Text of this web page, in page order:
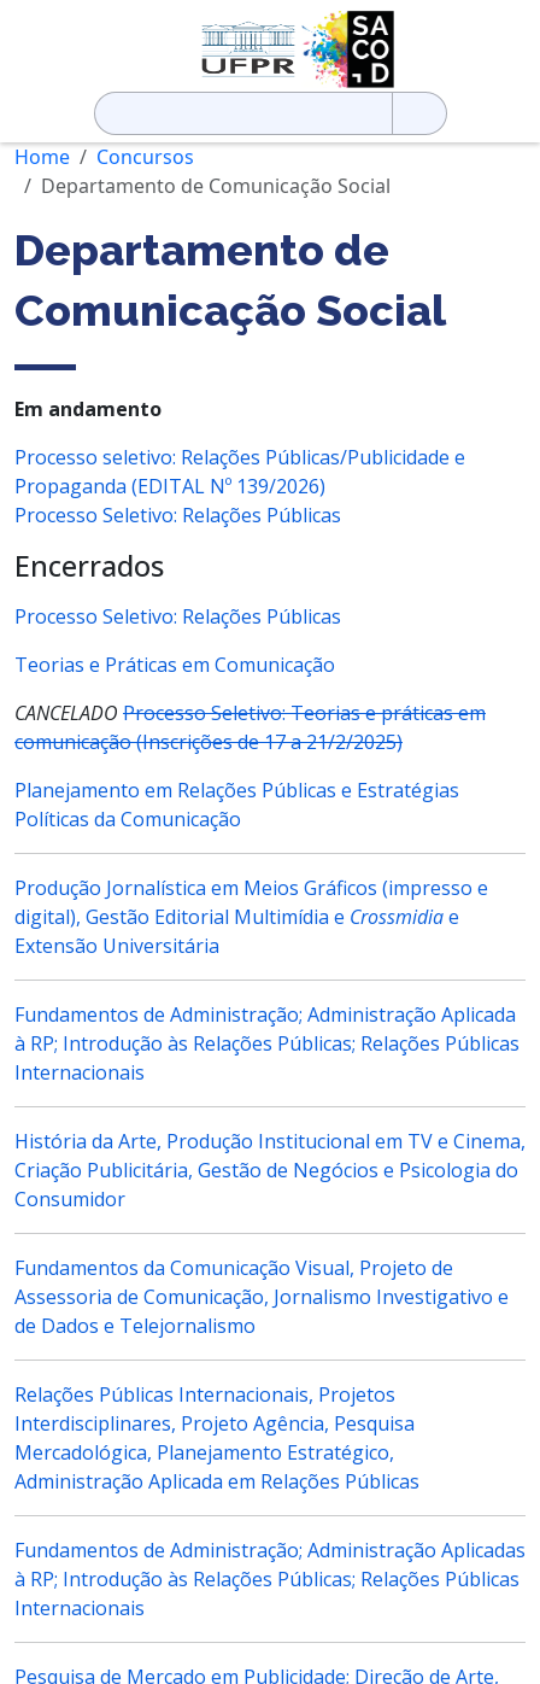
Pesquisar
por:
Home
Concursos
Departamento de Comunicação Social
Departamento de
Comunicação Social
Em andamento
Processo seletivo: Relações Públicas/Publicidade e
Propaganda (EDITAL Nº 139/2026)
Processo Seletivo: Relações Públicas
Encerrados
Processo Seletivo: Relações Públicas
Teorias e Práticas em Comunicação
CANCELADO Processo Seletivo: Teorias e práticas em
comunicação (Inscrições de 17 a 21/2/2025)
Planejamento em Relações Públicas e Estratégias
Políticas da Comunicação
Produção Jornalística em Meios Gráficos (impresso e
digital), Gestão Editorial Multimídia e Crossmidiae
Extensão Universitária
Fundamentos de Administração; Administração Aplicada
à RP; Introdução às Relações Públicas; Relações Públicas
Internacionais
História da Arte, Produção Institucional em TV e Cinema,
Criação Publicitária, Gestão de Negócios e Psicologia do
Consumidor
Fundamentos da Comunicação Visual, Projeto de
Assessoria de Comunicação, Jornalismo Investigativo e
de Dados e Telejornalismo
Relações Públicas Internacionais, Projetos
Interdisciplinares, Projeto Agência, Pesquisa
Mercadológica, Planejamento Estratégico,
Administração Aplicada em Relações Públicas
Fundamentos de Administração; Administração Aplicadas
à RP; Introdução às Relações Públicas; Relações Públicas
Internacionais
Pesquisa de Mercado em Publicidade; Direção de Arte,